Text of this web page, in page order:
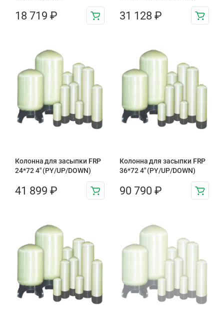
18 719 ₽ 31 128 ₽
Колонна для засыпки FRP
24*72 4″ (PY/UP/DOWN)
41 899 ₽
Колонна для засыпки FRP
36*72 4″ (PY/UP/DOWN)
90 790 ₽